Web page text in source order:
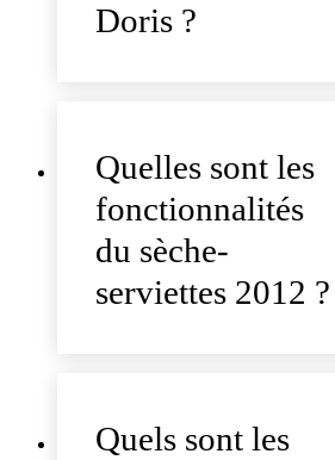
Doris ?
Quelles sont les
fonctionnalités
du sèche-
serviettes 2012 ?
Quels sont les